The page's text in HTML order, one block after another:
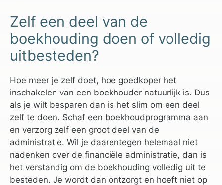
Zelf een deel van de
boekhouding doen of volledig
uitbesteden?
Hoe meer je zelf doet, hoe goedkoper het
inschakelen van een boekhouder natuurlijk is. Dus
als je wilt besparen dan is het slim om een deel
zelf te doen. Schaf een boekhoudprogramma aan
en verzorg zelf een groot deel van de
administratie. Wil je daarentegen helemaal niet
nadenken over de financiële administratie, dan is
het verstandig om de boekhouding volledig uit te
besteden. Je wordt dan ontzorgt en hoeft niet op